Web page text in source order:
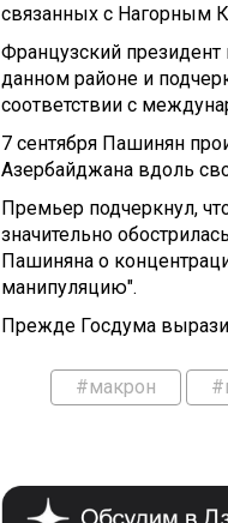
связанных с Нагорным
Французский
данном районе и
соответствии с
7 сентября Пашинян
Азербайджана вдоль
Премьер подчеркнул,
значительно
Пашиняна о
манипуляцию".
Прежде Госдума
#макрон